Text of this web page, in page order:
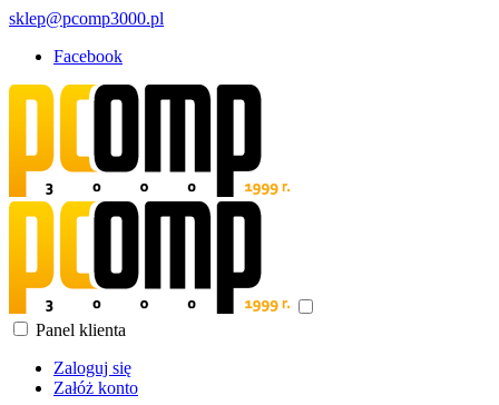
sklep@pcomp3000.pl
Facebook
Panel klienta
Zaloguj się
Załóż konto